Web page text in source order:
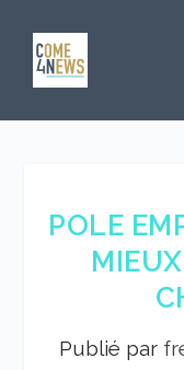
POLE
Publié par